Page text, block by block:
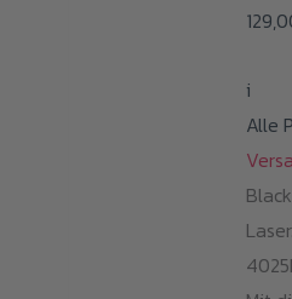
i
Alle